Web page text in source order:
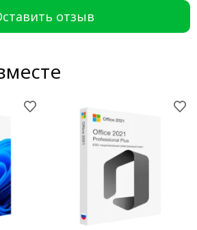
отзыв